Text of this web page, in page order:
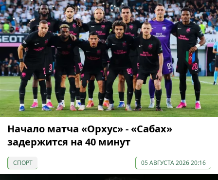
Начало матча «Орхус» - «Сабах»
задержится на 40 минут
СПОРТ 05 АВГУСТА 2026 20:16